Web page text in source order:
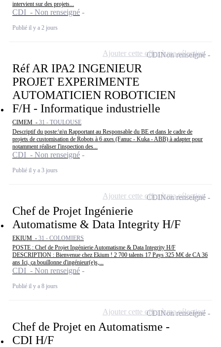
intervient sur des projets...
CDI - Non renseigné
Publié il y a 2 jours
Réf AR IPA2 INGENIEUR
PROJET EXPERIMENTE
AUTOMATICIEN ROBOTICIEN
F/H - Informatique industrielle
CIMEM - 31 - TOULOUSE
Descriptif du poste:\n\n Rapportant au Responsable du BE et dans le cadre de
projets de customisation de Robots à 6 axes (Fanuc - Kuka - ABB) à adapter pour
notamment réaliser l'inspection des...
CDI - Non renseigné
Publié il y a 3 jours
CDINon renseigné
Ajouter cette offre à ma sélection
Chef de Projet Ingénierie
Automatisme & Data Integrity H/F
EKIUM - 31 - COLOMIERS
POSTE : Chef de Projet Ingénierie Automatisme & Data Integrity H/F
DESCRIPTION : Bienvenue chez Ekium ! 2 700 talents 17 Pays 325 M€ de CA 36
ans Ici, ça bouillonne d'ingénieur(e)s,...
CDI - Non renseigné
Publié il y a 8 jours
CDINon renseigné
Ajouter cette offre à ma sélection
Chef de Projet en Automatisme -
CDI H/F
CDINon renseigné
Ajouter cette offre à ma sélection